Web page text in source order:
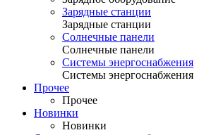
Зарядные станции
Зарядные станции
Солнечные панели
Солнечные панели
Системы энергоснабжения
Системы энергоснабжения
Прочее
Прочее
Новинки
Новинки